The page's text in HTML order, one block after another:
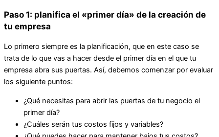
Paso 1: planifica el «primer día» de la creación de
tu empresa
Lo primero siempre es la planificación, que en este caso se
trata de lo que vas a hacer desde el primer día en el que tu
empresa abra sus puertas. Así, debemos comenzar por evaluar
los siguiente puntos:
¿Qué necesitas para abrir las puertas de tu negocio el
primer día?
¿Cuáles serán tus costos fijos y variables?